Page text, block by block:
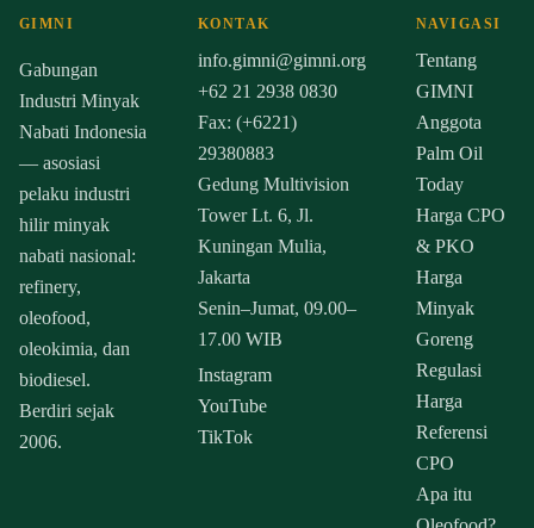
GIMNI
Gabungan
Industri Minyak
Nabati Indonesia
— asosiasi
pelaku industri
hilir minyak
nabati nasional:
refinery,
oleofood,
oleokimia, dan
biodiesel.
Berdiri sejak
2006.
KONTAK
info.gimni@gimni.org
+62 21 2938 0830
Fax: (+6221)
29380883
Gedung Multivision
Tower Lt. 6, Jl.
Kuningan Mulia,
Jakarta
Senin–Jumat, 09.00–
17.00 WIB
Instagram
YouTube
TikTok
NAVIGASI
Tentang
GIMNI
Anggota
Palm Oil
Today
Harga CPO
& PKO
Harga
Minyak
Goreng
Regulasi
Harga
Referensi
CPO
Apa itu